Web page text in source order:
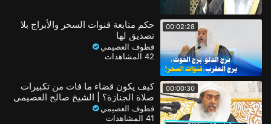
00:02:28
حكم متابعة قنوات السحر والأبراج بلا
تصديق لها
قطوف العصيمي
42 المشاهدات
00:00:30
كيف يكون قضاء ما فات من تكبيرات
صلاة الجنازة؟ | الشيخ صالح العصيمي
قطوف العصيمي
41 المشاهدات